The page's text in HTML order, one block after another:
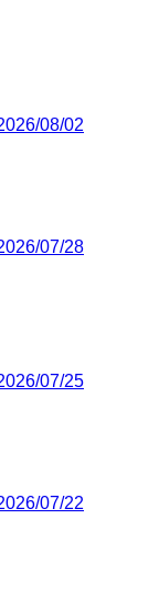
08/02
07/28
07/25
07/22